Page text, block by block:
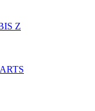
Z